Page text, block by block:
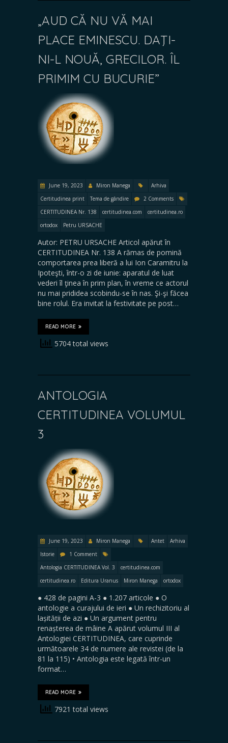
„AUD CĂ NU VĂ MAI
PLACE EMINESCU. DAŢI-
NI-L NOUĂ, GRECILOR. ÎL
PRIMIM CU BUCURIE”
June 19, 2023 Miron Manega
Arhiva
Certitudinea print
Tema de gândire
2 Comments
CERTITUDINEA Nr. 138
certitudinea.com
certitudinea.ro
ortodox
Petru URSACHE
Autor: PETRU URSACHE Articol apărut în
CERTITUDINEA Nr. 138 A rămas de pomină
comportarea prea liberă a lui Ion Caramitru la
Ipoteşti, într-o zi de iunie: aparatul de luat
vederi îl ţinea în prim plan, în vreme ce actorul
nu mai prididea scobindu-se în nas. Şi-şi făcea
bine rolul. Era invitat la festivitate pe post…
READ MORE
5704 total views
ANTOLOGIA
CERTITUDINEA VOLUMUL
3
June 19, 2023 Miron Manega Antet
Arhiva
Istorie
1 Comment
Antologia CERTITUDINEA Vol. 3
certitudinea.com
certitudinea.ro
Editura Uranus Miron Manega ortodox
● 428 de pagini A-3 ● 1.207 articole ● O
antologie a curajului de ieri ● Un rechizitoriu al
lașității de azi ● Un argument pentru
renașterea de mâine A apărut volumul III al
Antologiei CERTITUDINEA, care cuprinde
următoarele 34 de numere ale revistei (de la
81 la 115) • Antologia este legată într-un
format…
READ MORE
7921 total views